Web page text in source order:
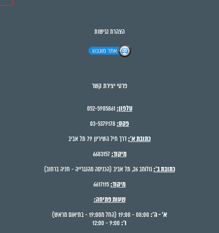
הצהרת נגישות
פרטי יצירת קשר
טלפון:
פקס:
כתובת א': דרך חיל השיריון 79 תל אביב
מיקוד: 6683157
כתובת ב': גולומב 26, תל אביב (הכניסה מהנגרייה - חניה ברחוב)
מיקוד:
שעות פתיחה:
א' - ה':
ו':